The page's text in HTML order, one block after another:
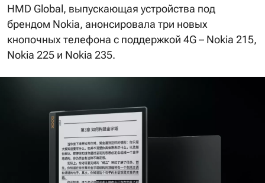
HMD Global, выпускающая устройства под
брендом Nokia, анонсировала три новых
кнопочных телефона с поддержкой 4G – Nokia 215,
Nokia 225 и Nokia 235.